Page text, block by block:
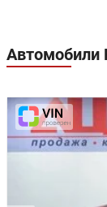
Автомобили